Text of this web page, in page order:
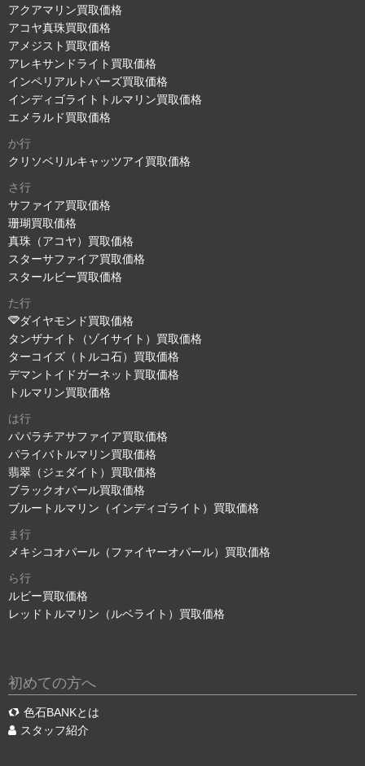
アクアマリン買取価格
アコヤ真珠買取価格
アメジスト買取価格
アレキサンドライト買取価格
インペリアルトパーズ買取価格
インディゴライトトルマリン買取価格
エメラルド買取価格
か行
クリソベリルキャッツアイ買取価格
さ行
サファイア買取価格
珊瑚買取価格
真珠（アコヤ）買取価格
スターサファイア買取価格
スタールビー買取価格
た行
ダイヤモンド買取価格
タンザナイト（ゾイサイト）買取価格
ターコイズ（トルコ石）買取価格
デマントイドガーネット買取価格
トルマリン買取価格
は行
パパラチアサファイア買取価格
パライバトルマリン買取価格
翡翠（ジェダイト）買取価格
ブラックオパール買取価格
ブルートルマリン（インディゴライト）買取価格
ま行
メキシコオパール（ファイヤーオパール）買取価格
ら行
ルビー買取価格
レッドトルマリン（ルベライト）買取価格
初めての方へ
色石BANKとは
スタッフ紹介